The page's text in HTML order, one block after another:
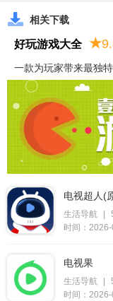
相关下载
好玩游戏大全 ★
一款为玩家带来最独
电视超人(
生活导航
时间：
电视果
生活导航
时间：